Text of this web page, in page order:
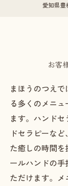
愛知県豊
お客
まほうのつえ
る多くのメニ
ます。ハンド
ドセラピーな
た癒しの時間
ールハンドの
ただけます。